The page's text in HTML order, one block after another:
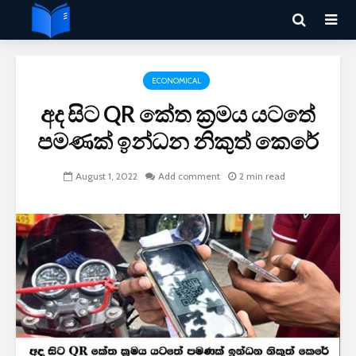
ECONOMICAL
අද සිට QR කේත ක්‍රමය යටතේ
පමණක් ඉන්ධන නිකුත් කෙරේ
August 1, 2022 Add comment 2 min read